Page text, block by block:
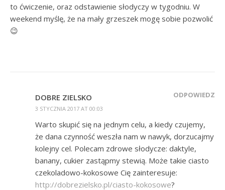
to ćwiczenie, oraz odstawienie słodyczy w tygodniu. W
weekend myślę, że na mały grzeszek mogę sobie pozwolić
😉
DOBRE ZIELSKO
3 STYCZNIA 2017 AT 00:03
ODPOWIEDZ
Warto skupić się na jednym celu, a kiedy czujemy,
że dana czynność weszła nam w nawyk, dorzucajmy
kolejny cel. Polecam zdrowe słodycze: daktyle,
banany, cukier zastąpmy stewią. Może takie ciasto
czekoladowo-kokosowe Cię zainteresuje:
http://dobrezielsko.pl/ciasto-kokosowe?